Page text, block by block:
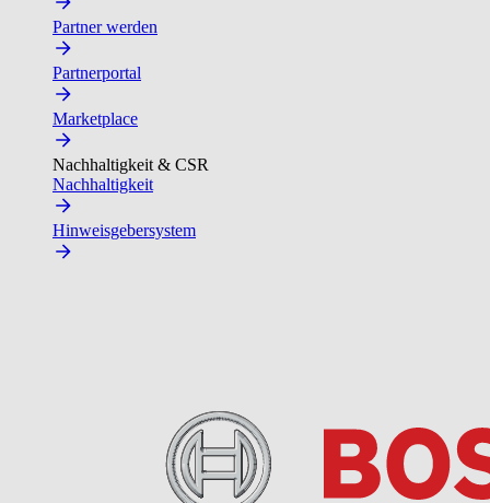
Partner werden
Partnerportal
Marketplace
Nachhaltigkeit & CSR
Nachhaltigkeit
Hinweisgebersystem